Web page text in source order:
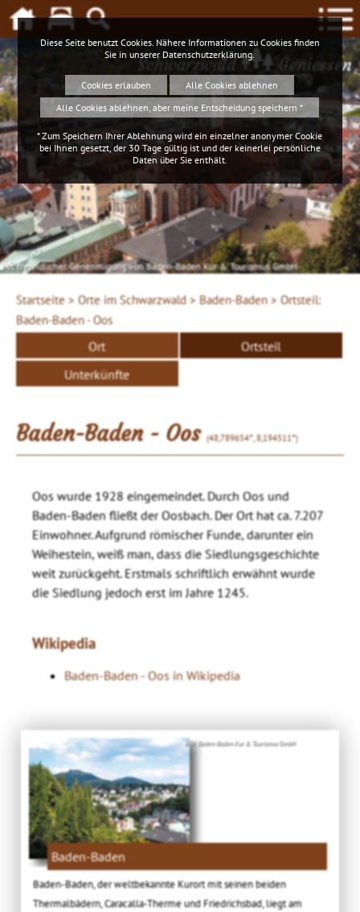
Schwarzwald Geniessen
Mit freundlicher Genehmigung von Baden-Baden Kur & Tourismus GmbH
Startseite > Orte im Schwarzwald > Baden-Baden >Ortsteil:
Baden-Baden - Oos
Ort
Ortsteil
Unterkünfte
Baden-Baden - Oos(48,789654°, 8,194511°)
Oos wurde 1928 eingemeindet. Durch Oos und
Baden-Baden fließt der Oosbach. Der Ort hat ca. 7.207
Einwohner. Aufgrund römischer Funde, darunter ein
Weihestein, weiß man, dass die Siedlungsgeschichte
weit zurückgeht. Erstmals schriftlich erwähnt wurde
die Siedlung jedoch erst im Jahre 1245.
Wikipedia
Baden-Baden - Oos in Wikipedia
Bild: Baden-Baden Kur & Tourismus GmbH
Baden-Baden
Baden-Baden, der weltbekannte Kurort mit seinen beiden
Thermalbädern, Caracalla-Therme und Friedrichsbad, liegt am
Diese Seite benutzt Cookies. Nähere Informationen zu Cookies finden
Sie in unserer Datenschutzerklärung.
Cookies erlauben
Alle Cookies ablehnen
Alle Cookies ablehnen, aber meine Entscheidung speichern *
* Zum Speichern Ihrer Ablehnung wird ein einzelner anonymer Cookie
bei Ihnen gesetzt, der 30 Tage gültig ist und der keinerlei persönliche
Daten über Sie enthält.